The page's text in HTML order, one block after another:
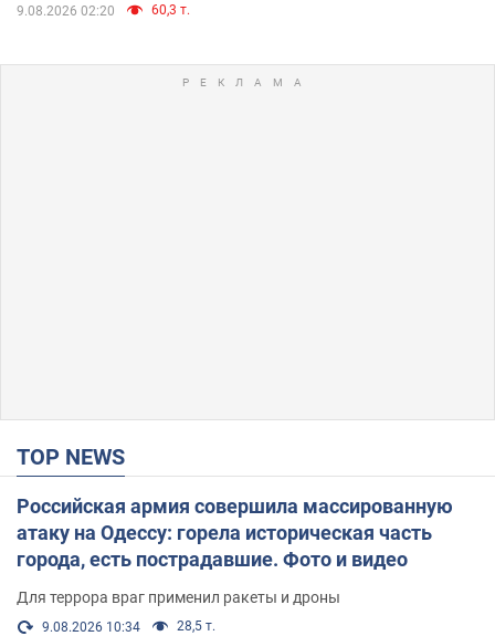
9.08.2026 02:20 60,3 т.
TOP NEWS
Российская армия совершила массированную
атаку на Одессу: горела историческая часть
города, есть пострадавшие. Фото и видео
Для террора враг применил ракеты и дроны
9.08.2026 10:34 28,5 т.